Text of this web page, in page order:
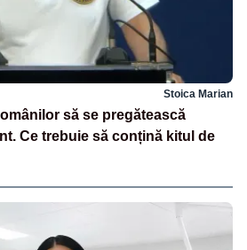
Stoica Marian
să se pregătească
Ce trebuie să conțină kitul de